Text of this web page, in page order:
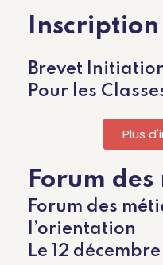
Inscription
Brevet
Pour les
Plus
Forum des
Forum des
l’orientation
Le 12